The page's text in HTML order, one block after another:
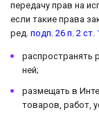
передачу прав на
если такие права
ред. подп. 26 п. 2
распространять
ней;
размещать в
товаров, работ,